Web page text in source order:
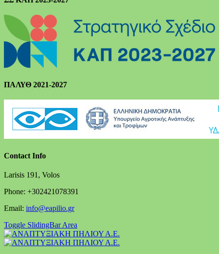
ΠΑΛΥΘ 2021-2027
Contact Info
Larisis 191, Volos
Phone: +302421078391
Email: info@eapilio.gr
Toggle SlidingBar Area